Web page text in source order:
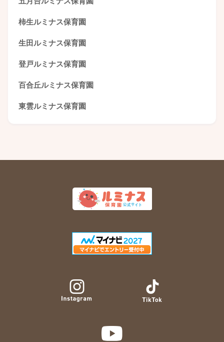
柿生ルミナス保育園
生田ルミナス保育園
登戸ルミナス保育園
百合丘ルミナス保育園
東雲ルミナス保育園